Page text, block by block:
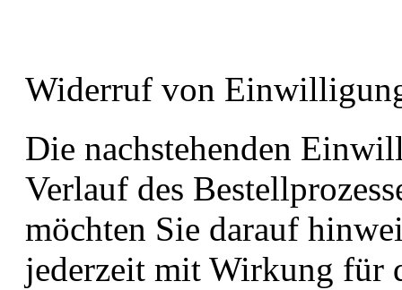
Widerruf von
Die nachstehenden
Verlauf des
möchten Sie darauf
jederzeit mit Wirkung für